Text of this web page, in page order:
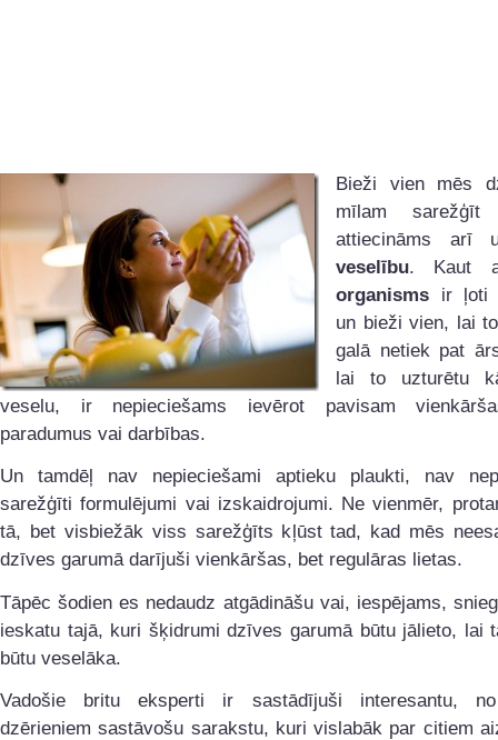
Bieži vien mēs
mīlam
attiecināms
veselību. Kaut
organisms ir ļoti
un bieži vien, lai
galā netiek pat
lai to uzturētu
veselu, ir nepieciešams ievērot pavisam
paradumus vai darbības.
Un tamdēļ nav nepieciešami aptieku plaukti, nav
sarežģīti formulējumi vai izskaidrojumi. Ne vienmēr,
tā, bet visbiežāk viss sarežģīts kļūst tad, kad mēs
dzīves garumā darījuši vienkāršas, bet regulāras lietas.
Tāpēc šodien es nedaudz atgādināšu vai, iespējams,
ieskatu tajā, kuri šķidrumi dzīves garumā būtu jālieto, lai
būtu veselāka.
Vadošie britu eksperti ir sastādījuši interesantu,
dzērieniem sastāvošu sarakstu, kuri vislabāk par citiem